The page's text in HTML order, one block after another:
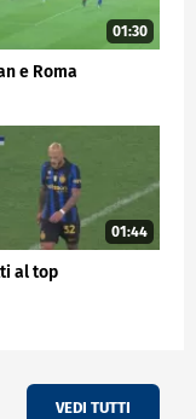
01:30
e Roma
01:44
al top
VEDI TUTTI